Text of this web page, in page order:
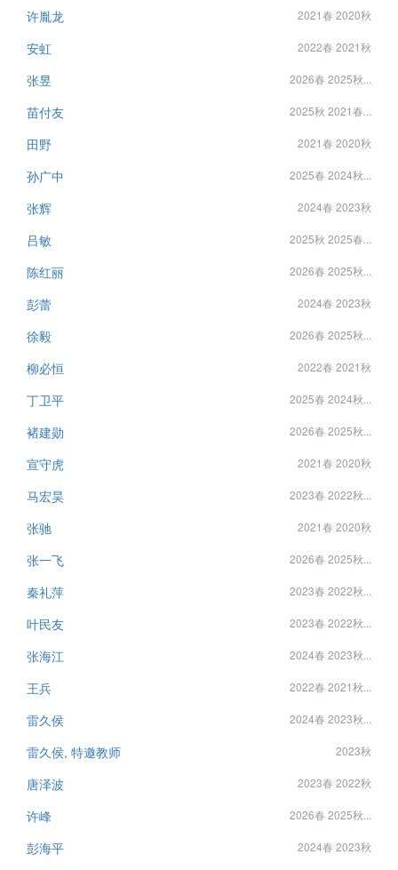
许胤龙 2021春 2020秋
安虹 2022春 2021秋
张昱 2026春 2025秋...
苗付友 2025秋 2021春...
田野 2021春 2020秋
孙广中 2025春 2024秋...
张辉 2024春 2023秋
吕敏 2025秋 2025春...
陈红丽 2026春 2025秋...
彭蕾 2024春 2023秋
徐毅 2026春 2025秋...
柳必恒 2022春 2021秋
丁卫平 2025春 2024秋...
褚建勋 2026春 2025秋...
宣守虎 2021春 2020秋
马宏昊 2023春 2022秋...
张驰 2021春 2020秋
张一飞 2026春 2025秋...
秦礼萍 2023春 2022秋...
叶民友 2023春 2022秋...
张海江 2024春 2023秋...
王兵 2022春 2021秋...
雷久侯 2024春 2023秋...
雷久侯, 特邀教师 2023秋
唐泽波 2023春 2022秋
许峰 2026春 2025秋...
彭海平 2024春 2023秋